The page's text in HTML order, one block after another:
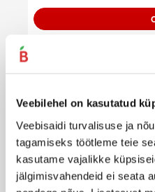
Veebilehel on kasutatud
Veebisaidi turvalisuse ja
tagamiseks töötleme teie
kasutame vajalikke
jälgimisvahendeid ei seata